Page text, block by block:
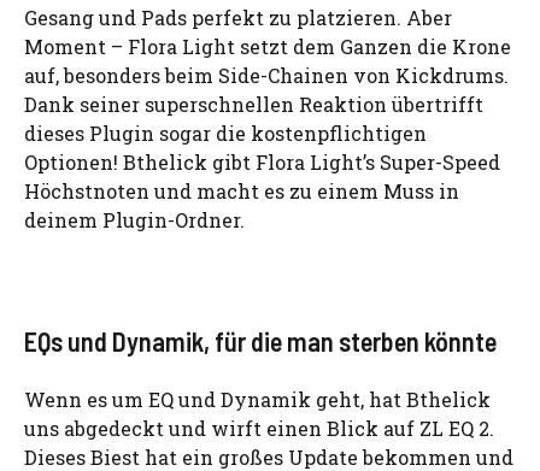
Gesang und Pads perfekt zu platzieren. Aber
Moment – Flora Light setzt dem Ganzen die Krone
auf, besonders beim Side-Chainen von Kickdrums.
Dank seiner superschnellen Reaktion übertrifft
dieses Plugin sogar die kostenpflichtigen
Optionen! Bthelick gibt Flora Light’s Super-Speed
Höchstnoten und macht es zu einem Muss in
deinem Plugin-Ordner.
EQs und Dynamik, für die man sterben könnte
Wenn es um EQ und Dynamik geht, hat Bthelick
uns abgedeckt und wirft einen Blick auf ZL EQ 2.
Dieses Biest hat ein großes Update bekommen und